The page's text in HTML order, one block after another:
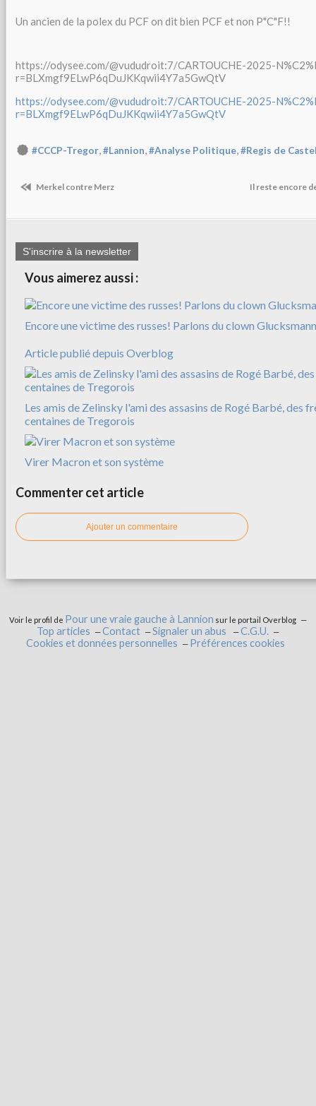
Un ancien de la polex du PCF on dit bien PCF et non P"C"F!!
https://odysee.com/@vududroit:7/CARTOUCHE-2025-
r=BLXmgf9ELwP6qDuJKKqwii4Y7a5GwQtV
https://odysee.com/@vududroit:7/CARTOUCHE-2025-
r=BLXmgf9ELwP6qDuJKKqwii4Y7a5GwQtV
#CCCP-Tregor,#Lannion,#Analyse Politique,#Regis de
Merkel contre Merz Il reste encore
S'inscrire à la newsletter
Vous aimerez aussi :
Encore une victime des russes! Parlons du clown Glucksmann
Article publié depuis Overblog
Les amis de Zelinsky l'ami des assasins de Rogé Barbé, des
centaines de Tregorois
Virer Macron et son système
Commenter cet article
Ajouter un commentaire
Voir le profil de Pour une vraie gauche à Lannion sur le portail Overblog
Top articles Contact Signaler un abus
C.G.U.
Cookies et données personnelles
Préférences cookies